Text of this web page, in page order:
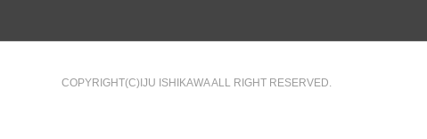
COPYRIGHT(C)IJU ISHIKAWA ALL RIGHT RESERVED.